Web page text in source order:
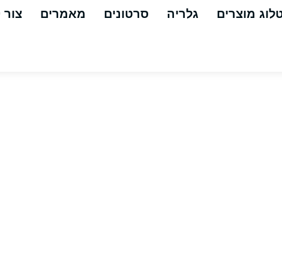
מוצרים גלריה סרטונים מאמרים